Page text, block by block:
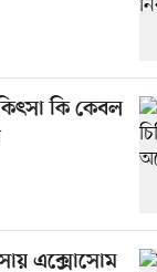
কি কেবল
এক্সোসোম